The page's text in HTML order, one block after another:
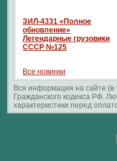
ЗИЛ-4331 «Полное
обновление»
Легендарные грузовики
СССР №125
Все новинки
Вся информация на сайте (в
Гражданского кодекса РФ.
характеристики перед